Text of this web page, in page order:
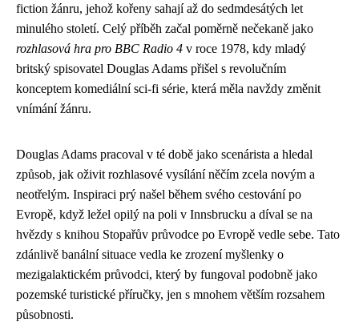
fiction žánru, jehož kořeny sahají až do sedmdesátých let
minulého století. Celý příběh začal poměrně nečekaně jako
rozhlasová hra pro BBC Radio 4 v roce 1978, kdy mladý
britský spisovatel Douglas Adams přišel s revolučním
konceptem komediální sci-fi série, která měla navždy změnit
vnímání žánru.
Douglas Adams pracoval v té době jako scenárista a hledal
způsob, jak oživit rozhlasové vysílání něčím zcela novým a
neotřelým. Inspiraci prý našel během svého cestování po
Evropě, když ležel opilý na poli v Innsbrucku a díval se na
hvězdy s knihou Stopařův průvodce po Evropě vedle sebe. Tato
zdánlivě banální situace vedla ke zrození myšlenky o
mezigalaktickém průvodci, který by fungoval podobně jako
pozemské turistické příručky, jen s mnohem větším rozsahem
působnosti.